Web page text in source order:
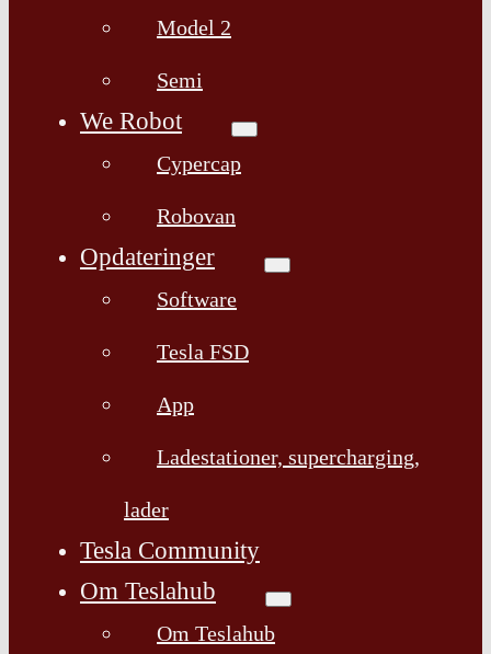
Model 2
Semi
We Robot
Cypercap
Robovan
Opdateringer
Software
Tesla FSD
App
Ladestationer, supercharging,
lader
Tesla Community
Om Teslahub
Om Teslahub